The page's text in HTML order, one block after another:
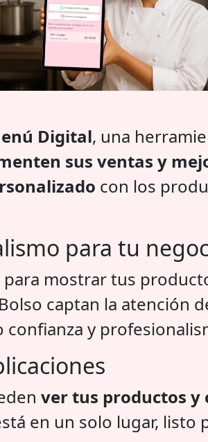
Digital, una
sus ventas y
con los
para tu
mostrar tus
captan la atención
y
ver tus productos
en un solo lugar, listo